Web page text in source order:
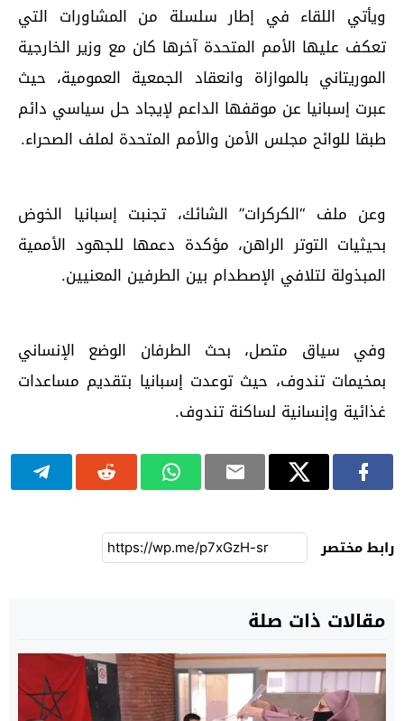
ويأتي اللقاء في إطار سلسلة من المشاورات التي
تعكف عليها الأمم المتحدة آخرها كان مع وزير الخارجية
الموريتاني بالموازاة وانعقاد الجمعية العمومية، حيث
عبرت إسبانيا عن موقفها الداعم لإيجاد حل سياسي دائم
طبقا للوائح مجلس الأمن والأمم المتحدة لملف الصحراء.
وعن ملف “الكركرات” الشائك، تجنبت إسبانيا الخوض
بحيثيات التوتر الراهن، مؤكدة دعمها للجهود الأممية
المبذولة لتلافي الإصطدام بين الطرفين المعنيين.
وفي سياق متصل، بحث الطرفان الوضع الإنساني
بمخيمات تندوف، حيث توعدت إسبانيا بتقديم مساعدات
غذائية وإنسانية لساكنة تندوف.
رابط مختصر
مقالات ذات صلة